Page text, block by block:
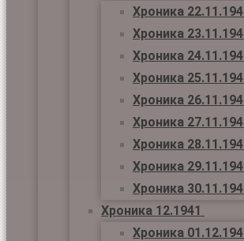
Хроника
Хроника
Хроника
Хроника
Хроника
Хроника
Хроника
Хроника
Хроника
Хроника 12.1941
Хроника